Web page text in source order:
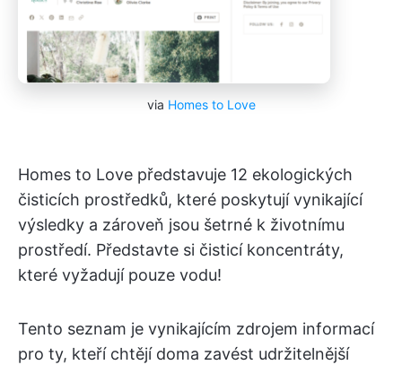
via Homes to Love
Homes to Love představuje 12 ekologických
čisticích prostředků, které poskytují vynikající
výsledky a zároveň jsou šetrné k životnímu
prostředí. Představte si čisticí koncentráty,
které vyžadují pouze vodu!
Tento seznam je vynikajícím zdrojem informací
pro ty, kteří chtějí doma zavést udržitelnější